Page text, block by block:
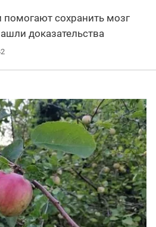
сохранить мозг
доказательства